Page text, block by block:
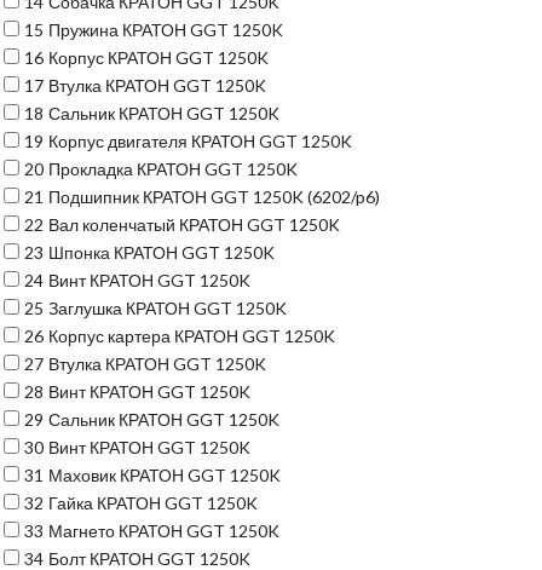
15 Пружина КРАТОН GGT 1250K
16 Корпус КРАТОН GGT 1250K
17 Втулка КРАТОН GGT 1250K
18 Сальник КРАТОН GGT 1250K
19 Корпус двигателя КРАТОН GGT 1250K
20 Прокладка КРАТОН GGT 1250K
21 Подшипник КРАТОН GGT 1250K (6202/p6)
22 Вал коленчатый КРАТОН GGT 1250K
23 Шпонка КРАТОН GGT 1250K
24 Винт КРАТОН GGT 1250K
25 Заглушка КРАТОН GGT 1250K
26 Корпус картера КРАТОН GGT 1250K
27 Втулка КРАТОН GGT 1250K
28 Винт КРАТОН GGT 1250K
29 Сальник КРАТОН GGT 1250K
30 Винт КРАТОН GGT 1250K
31 Маховик КРАТОН GGT 1250K
32 Гайка КРАТОН GGT 1250K
33 Магнето КРАТОН GGT 1250K
34 Болт КРАТОН GGT 1250K